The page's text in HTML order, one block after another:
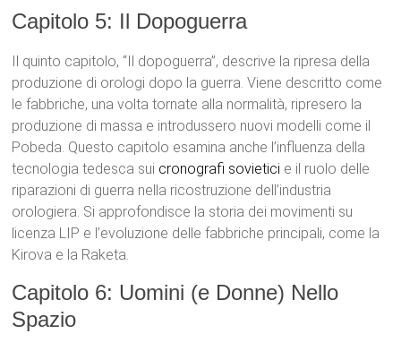
Capitolo 5: Il Dopoguerra
Il quinto capitolo, “Il dopoguerra”, descrive la ripresa della
produzione di orologi dopo la guerra. Viene descritto come
le fabbriche, una volta tornate alla normalità, ripresero la
produzione di massa e introdussero nuovi modelli come il
Pobeda. Questo capitolo esamina anche l’influenza della
tecnologia tedesca sui cronografi sovietici e il ruolo delle
riparazioni di guerra nella ricostruzione dell’industria
orologiera. Si approfondisce la storia dei movimenti su
licenza LIP e l’evoluzione delle fabbriche principali, come la
Kirova e la Raketa.
Capitolo 6: Uomini (e Donne) Nello
Spazio